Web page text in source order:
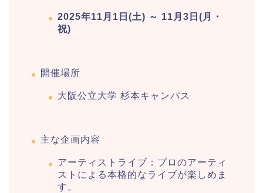
2025年11月1日(土) ～ 11月3日(月・
祝)
開催場所
大阪公立大学 杉本キャンパス
主な企画内容
アーティストライブ：プロのアーティ
ストによる本格的なライブが楽しめま
す。